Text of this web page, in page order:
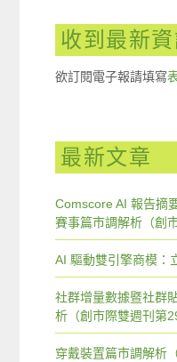
收到最新
欲訂閱電子報請填寫
最新文章
Comscore AI 報告摘
賽事篇市調解析（創
AI 驅動雙引擎商模：
社群增量數據暨社群
析（創市際雙週刊第
穿戴裝置篇市調解析